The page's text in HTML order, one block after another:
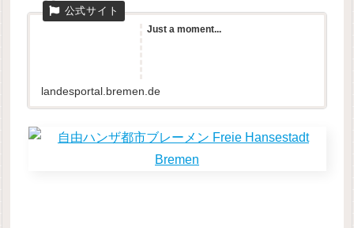
Just a moment...
landesportal.bremen.de